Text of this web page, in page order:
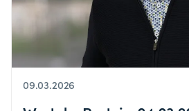
09.03.2026